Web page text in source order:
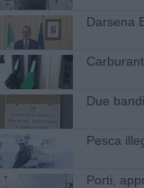
Darsena
Due
Pesca
Porti,